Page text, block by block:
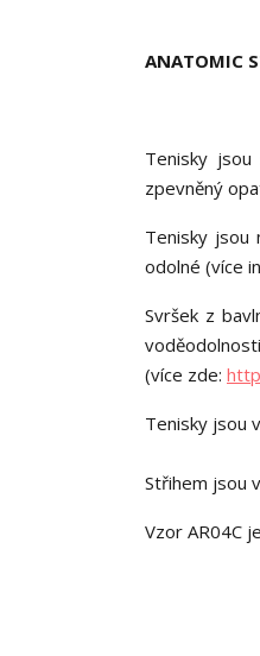
ANATOMIC
Tenisky
zpevněný
Tenisky jsou
odolné (více
Svršek z
(více zde:
Tenisky jsou
Střihem jsou
Vzor AR04C